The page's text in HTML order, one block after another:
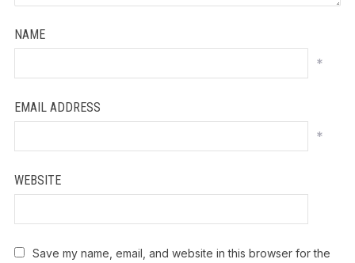
NAME
*
EMAIL ADDRESS
*
WEBSITE
Save my name, email, and website in this browser for the